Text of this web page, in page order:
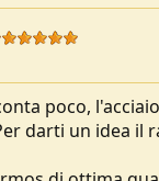
poco,
darti un idea il